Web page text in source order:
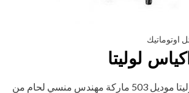
اوتوماتيك
لوليتا
مكن تعبئة اكياس لوليتا موديل 503 ماركة مهندس منسي لحام من